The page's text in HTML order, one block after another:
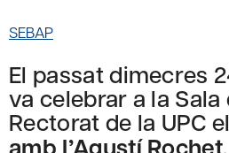
SEBAP
El passat dimecres
va celebrar a la Sala
Rectorat de la UPC el
amb l’Agustí Rochet